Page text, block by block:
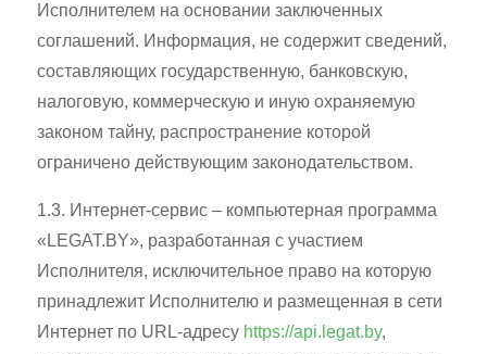
Исполнителем на основании заключенных
соглашений. Информация, не содержит сведений,
составляющих государственную, банковскую,
налоговую, коммерческую и иную охраняемую
законом тайну, распространение которой
ограничено действующим законодательством.
1.3. Интернет-сервис – компьютерная программа
«LEGAT.BY», разработанная с участием
Исполнителя, исключительное право на которую
принадлежит Исполнителю и размещенная в сети
Интернет по URL-адресу https://api.legat.by,